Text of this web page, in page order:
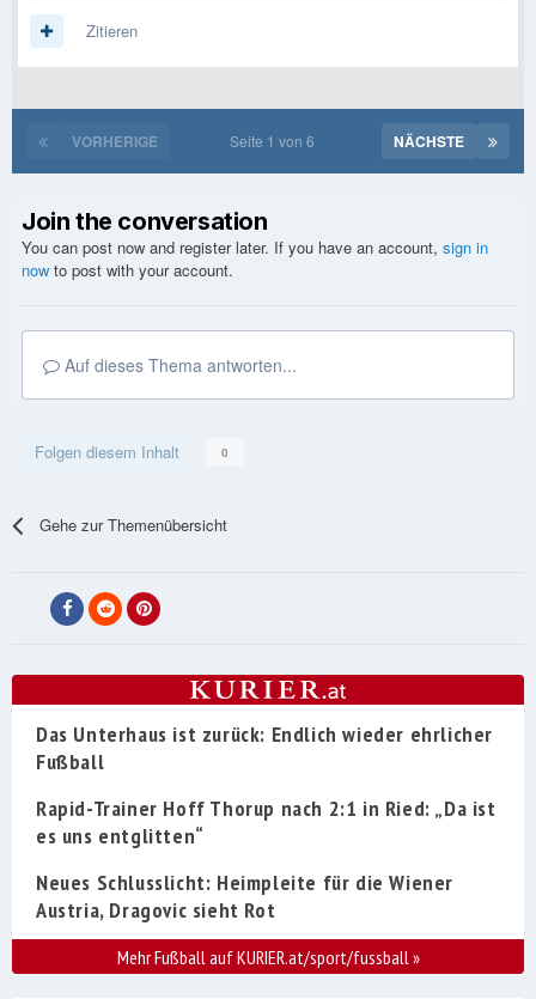
Zitieren
VORHERIGE NÄCHSTE
Seite 1 von 6
Join the conversation
You can post now and register later. If you have an account, sign in
now to post with your account.
Auf dieses Thema antworten...
Folgen diesem Inhalt 0
Gehe zur Themenübersicht
Das Unterhaus ist zurück: Endlich wieder ehrlicher
Fußball
Rapid-Trainer Hoff Thorup nach 2:1 in Ried: „Da ist
es uns entglitten“
Neues Schlusslicht: Heimpleite für die Wiener
Austria, Dragovic sieht Rot
Mehr Fußball auf KURIER.at/sport/fussball»